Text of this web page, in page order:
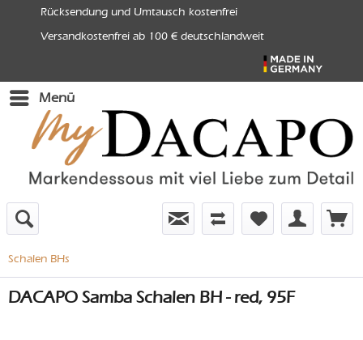
Rücksendung und Umtausch kostenfrei
Versandkostenfrei ab 100 € deutschlandweit
Menü
Schalen BHs
DACAPO Samba Schalen BH - red, 95F